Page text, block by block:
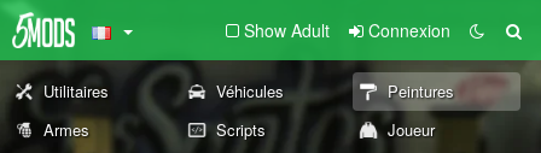
Show Adult Connexion
Utilitaires Véhicules
Peintures
Armes
Scripts
Joueur